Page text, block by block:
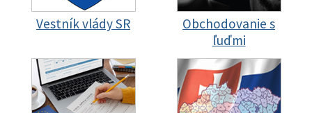
Vestník vlády SR
Obchodovanie s
ľuďmi